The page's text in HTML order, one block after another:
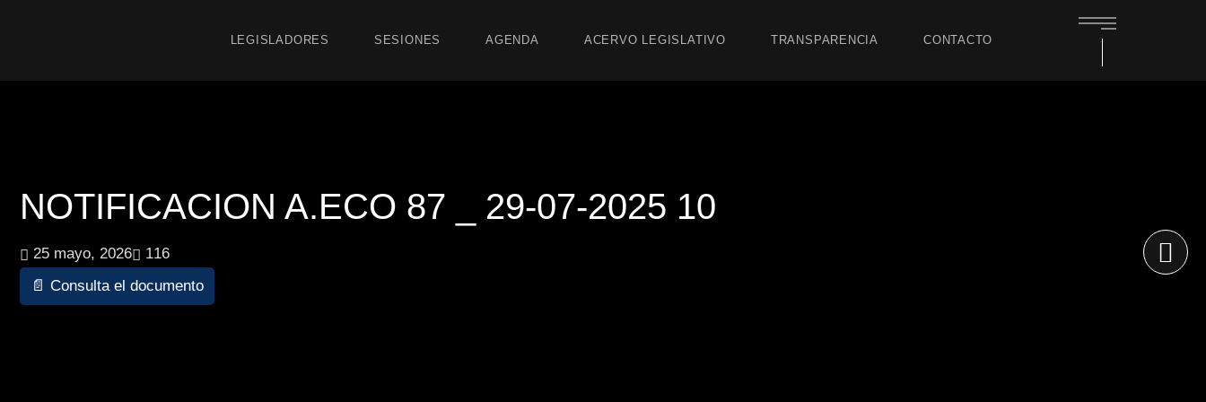
LEGISLADORES SESIONES AGENDA ACERVO LEGISLATIVO TRANSPARENCIA CONTACTO
NOTIFICACION A.ECO 87 _ 29-07-2025 10
25 mayo, 2026
116
📄 Consulta el documento